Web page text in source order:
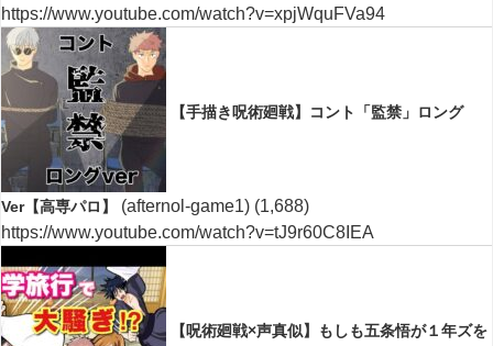
https://www.youtube.com/watch?v=xpjWquFVa94
【手描き呪術廻戦】コント「監禁」ロング
Ver【高専パロ】 (afternol-game1) (1,688)
https://www.youtube.com/watch?v=tJ9r60C8IEA
【呪術廻戦×声真似】もしも五条悟が１年ズを